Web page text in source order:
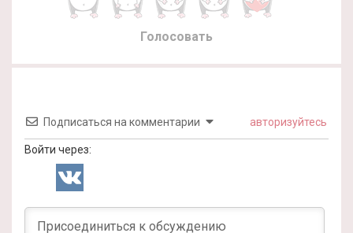
Голосовать
Подписаться на комментарии авторизуйтесь
Войти через: